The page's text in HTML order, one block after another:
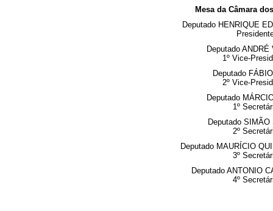
Mesa da Câmara
Deputado HENRIQUE
Deputado ANDRÉ
1º Vice-
Deputado
2º Vice-
Deputado
1º
Deputado
2º
Deputado MAURÍCIO
3º
Deputado ANTONIO
4º